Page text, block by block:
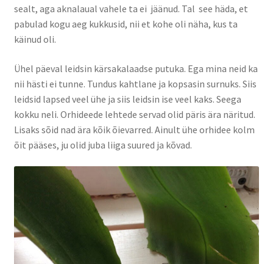
Sünnipäev õues
Tellimistingimused
sealt, aga aknalaual vahele ta ei jäänud. Tal see häda, et
pabulad kogu aeg kukkusid, nii et kohe oli näha, kus ta
käinud oli.
Ühel päeval leidsin kärsakalaadse putuka. Ega mina neid ka
nii hästi ei tunne. Tundus kahtlane ja kopsasin surnuks. Siis
leidsid lapsed veel ühe ja siis leidsin ise veel kaks. Seega
kokku neli. Orhideede lehtede servad olid päris ära näritud.
Lisaks sõid nad ära kõik õievarred. Ainult ühe orhidee kolm
õit pääses, ju olid juba liiga suured ja kõvad.